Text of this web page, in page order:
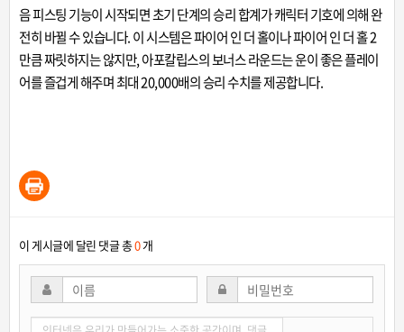
음 피스팅 기능이 시작되면 초기 단계의 승리 합계가 캐릭터 기호에 의해 완
전히 바뀔 수 있습니다. 이 시스템은 파이어 인 더 홀이나 파이어 인 더 홀 2
만큼 짜릿하지는 않지만, 아포칼립스의 보너스 라운드는 운이 좋은 플레이
어를 즐겁게 해주며 최대 20,000배의 승리 수치를 제공합니다.
이 게시글에 달린 댓글 총0개